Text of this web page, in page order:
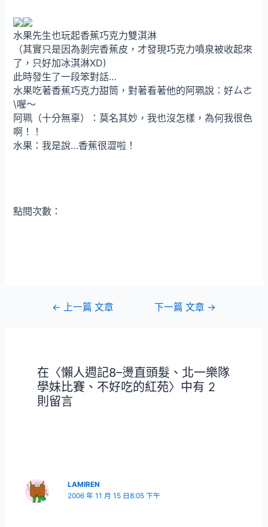
水果先生也玩起香蕉巧克力雙淇淋
（其實只是因為剝完香蕉皮，才發現巧克力噴泉被收起來
了，只好加冰淇淋XD)
此時發生了一段笨對話…
水果吃著香蕉巧克力甜筒，對著看著他的阿珮說：好ㄙㄜ
\喔～
阿珮（十分無辜）：莫名其妙，我也沒怎樣，為何我很色
啊！！
水果：我是說…香蕉很澀啦！
點閱次數：
← 上一篇 文章 下一篇 文章 →
在〈懶人週記8–燙直頭髮、北一樂隊
學妹比賽、不好吃的紅苑〉中有 2
則留言
LAMIREN
2006 年 11 月 15 日8:05 下午